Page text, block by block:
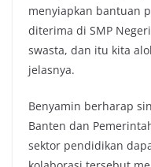
menyiapkan bantuan
diterima di SMP
swasta, dan itu kita
jelasnya.
Benyamin berharap
Banten dan
sektor pendidikan